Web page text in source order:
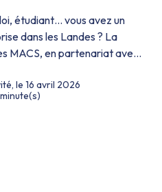
étudiant… vous avez un
dans les Landes ? La
MACS, en partenariat avec
de la création
mai 2026. Plus d’une dizaine
le 16 avril 2026